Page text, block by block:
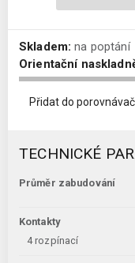
Skladem: na poptání
Orientační
Přidat do
TECHNICKÉ
Průměr zabudování
Kontakty
4 rozpínací